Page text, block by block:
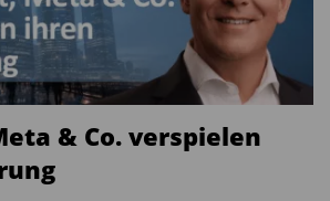
und
des Bankensektors, der
werden soll. Mit der
der Wettbewerbsfähigkeit
Bankensektors erneut in den
& Co. verspielen